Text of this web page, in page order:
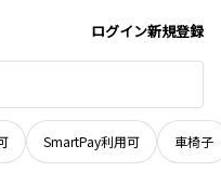
ログイン新規登録
SmartPay利用可 車椅子